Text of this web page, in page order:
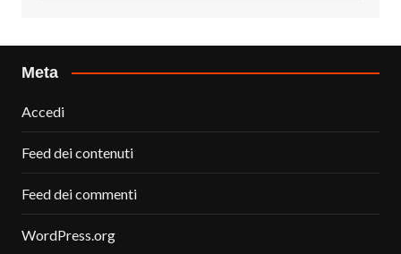
Meta
Accedi
Feed dei contenuti
Feed dei commenti
WordPress.org